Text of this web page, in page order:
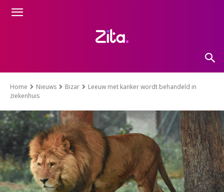
Home Nieuws Bizar
Leeuw met kanker wordt behandeld in
ziekenhuis